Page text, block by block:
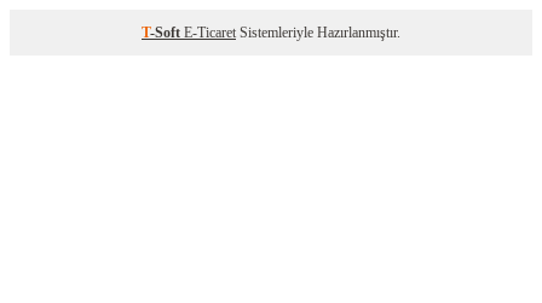
T-Soft E-Ticaret Sistemleriyle Hazırlanmıştır.